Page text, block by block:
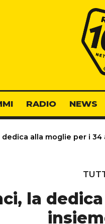
RADIO NEWS
dedica alla moglie per i
la